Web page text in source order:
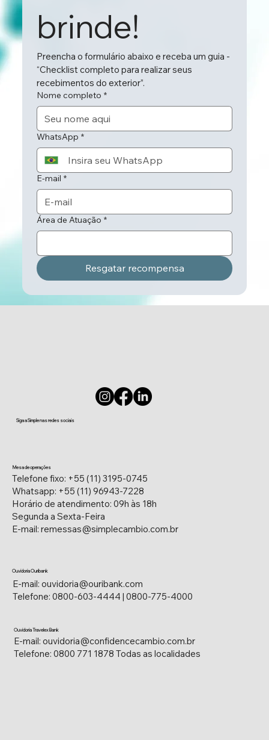
brinde!
Preencha o formulário abaixo e receba um guia -
“Checklist completo para realizar seus
recebimentos do exterior”.
Nome completo *
WhatsApp *
E-mail *
Área de Atuação *
Resgatar recompensa
Siga a Simple nas redes sociais
Telefone fixo: +55 (11) 3195-0745
Whatsapp: +55 (11) 96943-7228
Horário de atendimento: 09h às 18h
Segunda a Sexta-Feira
E-mail: remessas@simplecambio.com.br
Mesa de operações
Ouvidoria Ouribank
E-mail: ouvidoria@ouribank.com
Telefone: 0800-603-4444 | 0800-775-4000
Ouvidoria Travelex Bank
E-mail: ouvidoria@confidencecambio.com.br
Telefone: 0800 771 1878 Todas as localidades